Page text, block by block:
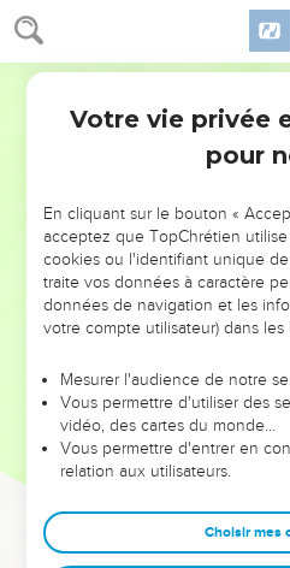
Actes 6
8 Or Étienne, plein de grâce et
peuple des prodiges et de
Et quelques-uns de la
des Cyrénéens, et des
d'Asie, se levèrent, disputant
Et ils ne pouvaient pas
lequel il parlait.
Alors ils subornèrent des
l'avons ouï proférant des
Moïse et contre Dieu.
et tombant sur lui, ils
sanhédrin.
Et ils présentèrent de faux
homme ne cesse pas de
lieu et contre la loi ;
car nous l'avons entendu dire
Votre vie privée
pour
En cliquant sur le bouton «
acceptez que TopChrétien
cookies ou l'identifiant unique
traite vos données à caractère
données de navigation et les
votre compte utilisateur) dans les
Mesurer l'audience de notre
Vous permettre d'utiliser des
vidéo, des cartes du monde…
Vous permettre d'entrer en
relation aux utilisateurs.
Choisir mes